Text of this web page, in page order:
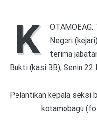
K
OTAMOBAG,
Negeri
terima
Bukti (kasi BB), Senin 22
Pelantikan kepala seksi
kotamobagu